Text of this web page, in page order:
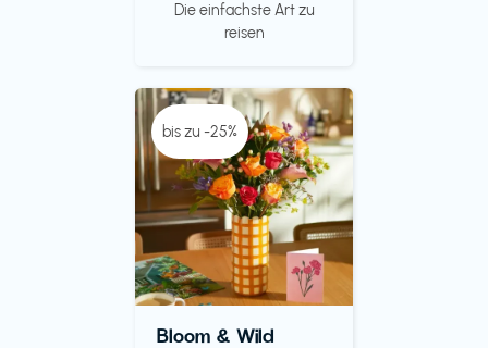
Die einfachste Art zu
reisen
bis zu -25%
Bloom & Wild